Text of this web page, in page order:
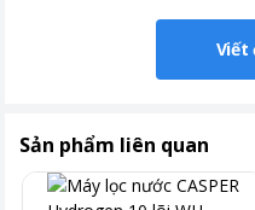
Viết
Sản phẩm liên quan